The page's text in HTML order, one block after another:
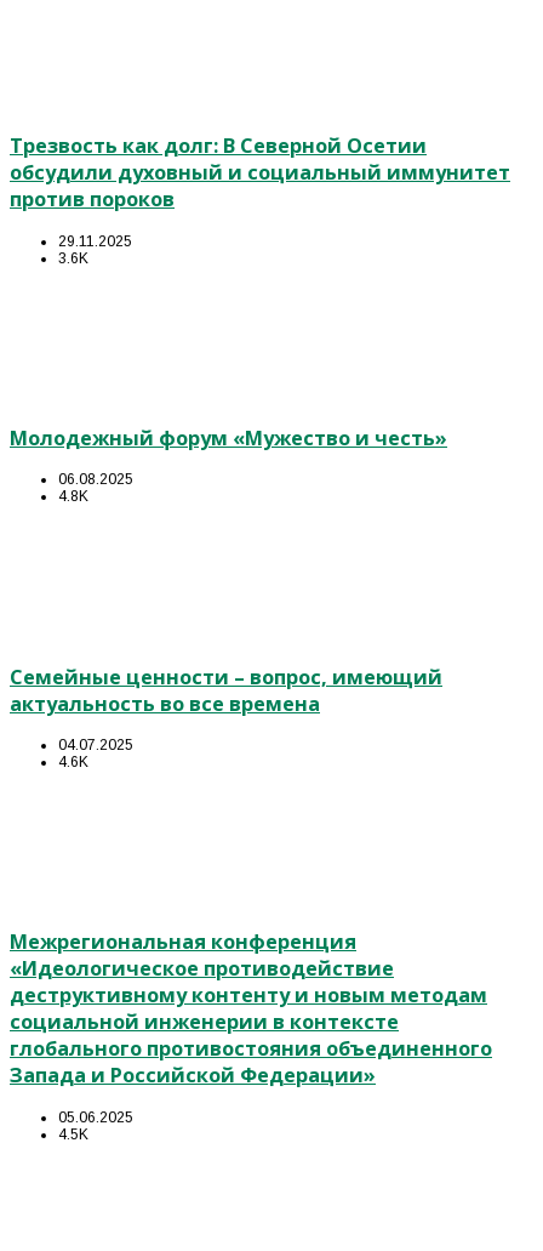
Трезвость как долг: В Северной Осетии
обсудили духовный и социальный иммунитет
против пороков
29.11.2025
3.6K
Молодежный форум «Мужество и честь»
06.08.2025
4.8K
Семейные ценности – вопрос, имеющий
актуальность во все времена
04.07.2025
4.6K
Межрегиональная конференция
«Идеологическое противодействие
деструктивному контенту и новым методам
социальной инженерии в контексте
глобального противостояния объединенного
Запада и Российской Федерации»
05.06.2025
4.5K